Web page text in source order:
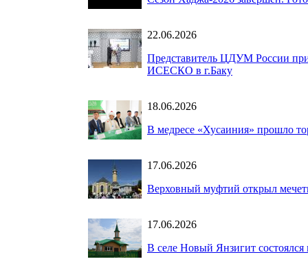
22.06.2026
Представитель ЦДУМ России
ИСЕСКО в г.Баку
18.06.2026
В медресе «Хусаиния» прошло
17.06.2026
Верховный муфтий открыл
17.06.2026
В селе Новый Янзигит